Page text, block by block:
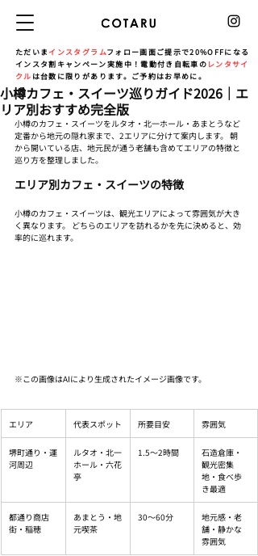
ただいま インスタグラムフォロー画面ご提示で20%OFFになる
インスタ割キャンペーン実施中！電動付き自転車の レンタサイ
クル は台数に限りがあります。ご予約はお早めに。
小樽カフェ・スイーツ巡りガイド2026｜エ
リア別おすすめ完全版
小樽のカフェ・スイーツをルタオ・北一ホール・あまとうなど
定番から地元の隠れ家まで、2エリアに分けて案内します。 朝
から開いている店、地元民が通う老舗も含めてエリアの特徴と
巡り方を整理しました。
エリア別カフェ・スイーツの特徴
小樽のカフェ・スイーツは、観光エリアによって雰囲気が大き
く異なります。 どちらのエリアを訪れるかを先に決めると、効
率的に巡れます。
※この画像はAIにより生成されたイメージ画像です。
エリア 代表スポット 所要目安 雰囲気
堺町通り・運
河周辺
ルタオ・北一
ホール・六花
亭
1.5〜2時間
石造倉庫・
観光密集
地・食べ歩
き最適
都通り商店
街・稲穂
あまとう・地
元喫茶
30〜60分
地元感・老
舗・静かな
雰囲気